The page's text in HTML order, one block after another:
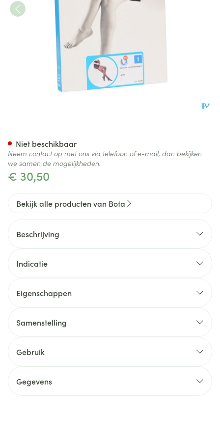
€ 30,50
Niet beschikbaar
Neem contact op met ons via telefoon of e-mail, dan bekijken
we samen de mogelijkheden.
Bekijk alle producten van Bota
Beschrijving
Indicatie
Eigenschappen
Samenstelling
Gebruik
Gegevens